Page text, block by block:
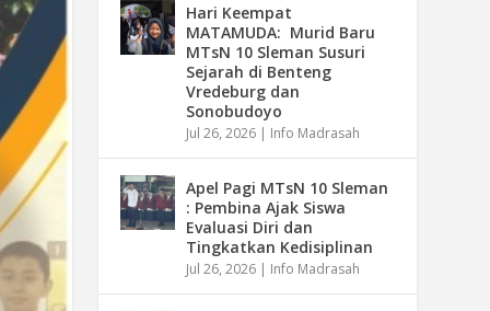
Hari Keempat
MATAMUDA: Murid Baru
MTsN 10 Sleman Susuri
Sejarah di Benteng
Vredeburg dan
Sonobudoyo
Jul 26, 2026 | Info Madrasah
Apel Pagi MTsN 10 Sleman
: Pembina Ajak Siswa
Evaluasi Diri dan
Tingkatkan Kedisiplinan
Jul 26, 2026 | Info Madrasah